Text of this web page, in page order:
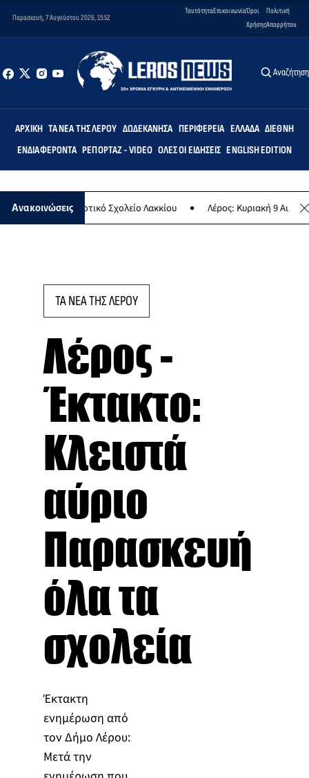
Παρασκευή, 7 Αυγούστου 2026, 15:52
ΤαυτότηταΕπικοινωνίαΌροι
Χρήσης
Πολιτική
Απορρήτου
Αναζήτηση
ΑΡΧΙΚΉ ΤΑ ΝΈΑ ΤΗΣ ΛΈΡΟΥ ΔΩΔΕΚΆΝΗΣΑ ΠΕΡΙΦΈΡΕΙΑ ΕΛΛΆΔΑ ΔΙΕΘΝΉ
ΕΝΔΙΑΦΈΡΟΝΤΑ ΡΕΠΟΡΤΆΖ - VIDEO ΌΛΕΣ ΟΙ ΕΙΔΉΣΕΙΣ ENGLISH EDITION
Ανακοινώσεις
στο Δημοτικό Σχολείο Λακκίου Λέρος: Κυριακή 9
ΤΑ ΝΕΑ ΤΗΣ ΛΕΡΟΥ
Λέρος -
Έκτακτο:
Κλειστά
αύριο
Παρασκευή
όλα τα
σχολεία
Έκτακτη
ενημέρωση από
τον Δήμο Λέρου:
Μετά την